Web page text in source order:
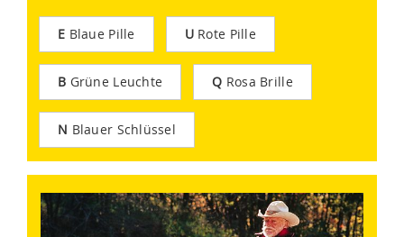
E Blaue Pille URote Pille
B Grüne Leuchte Q Rosa Brille
N Blauer Schlüssel